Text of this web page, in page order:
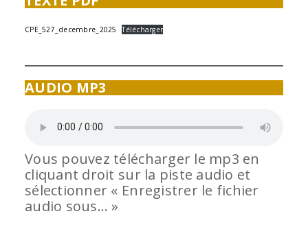
CPE_527_decembre_2025 Télécharger
AUDIO MP3
Vous pouvez télécharger le mp3 en
cliquant droit sur la piste audio et
sélectionner « Enregistrer le fichier
audio sous… »